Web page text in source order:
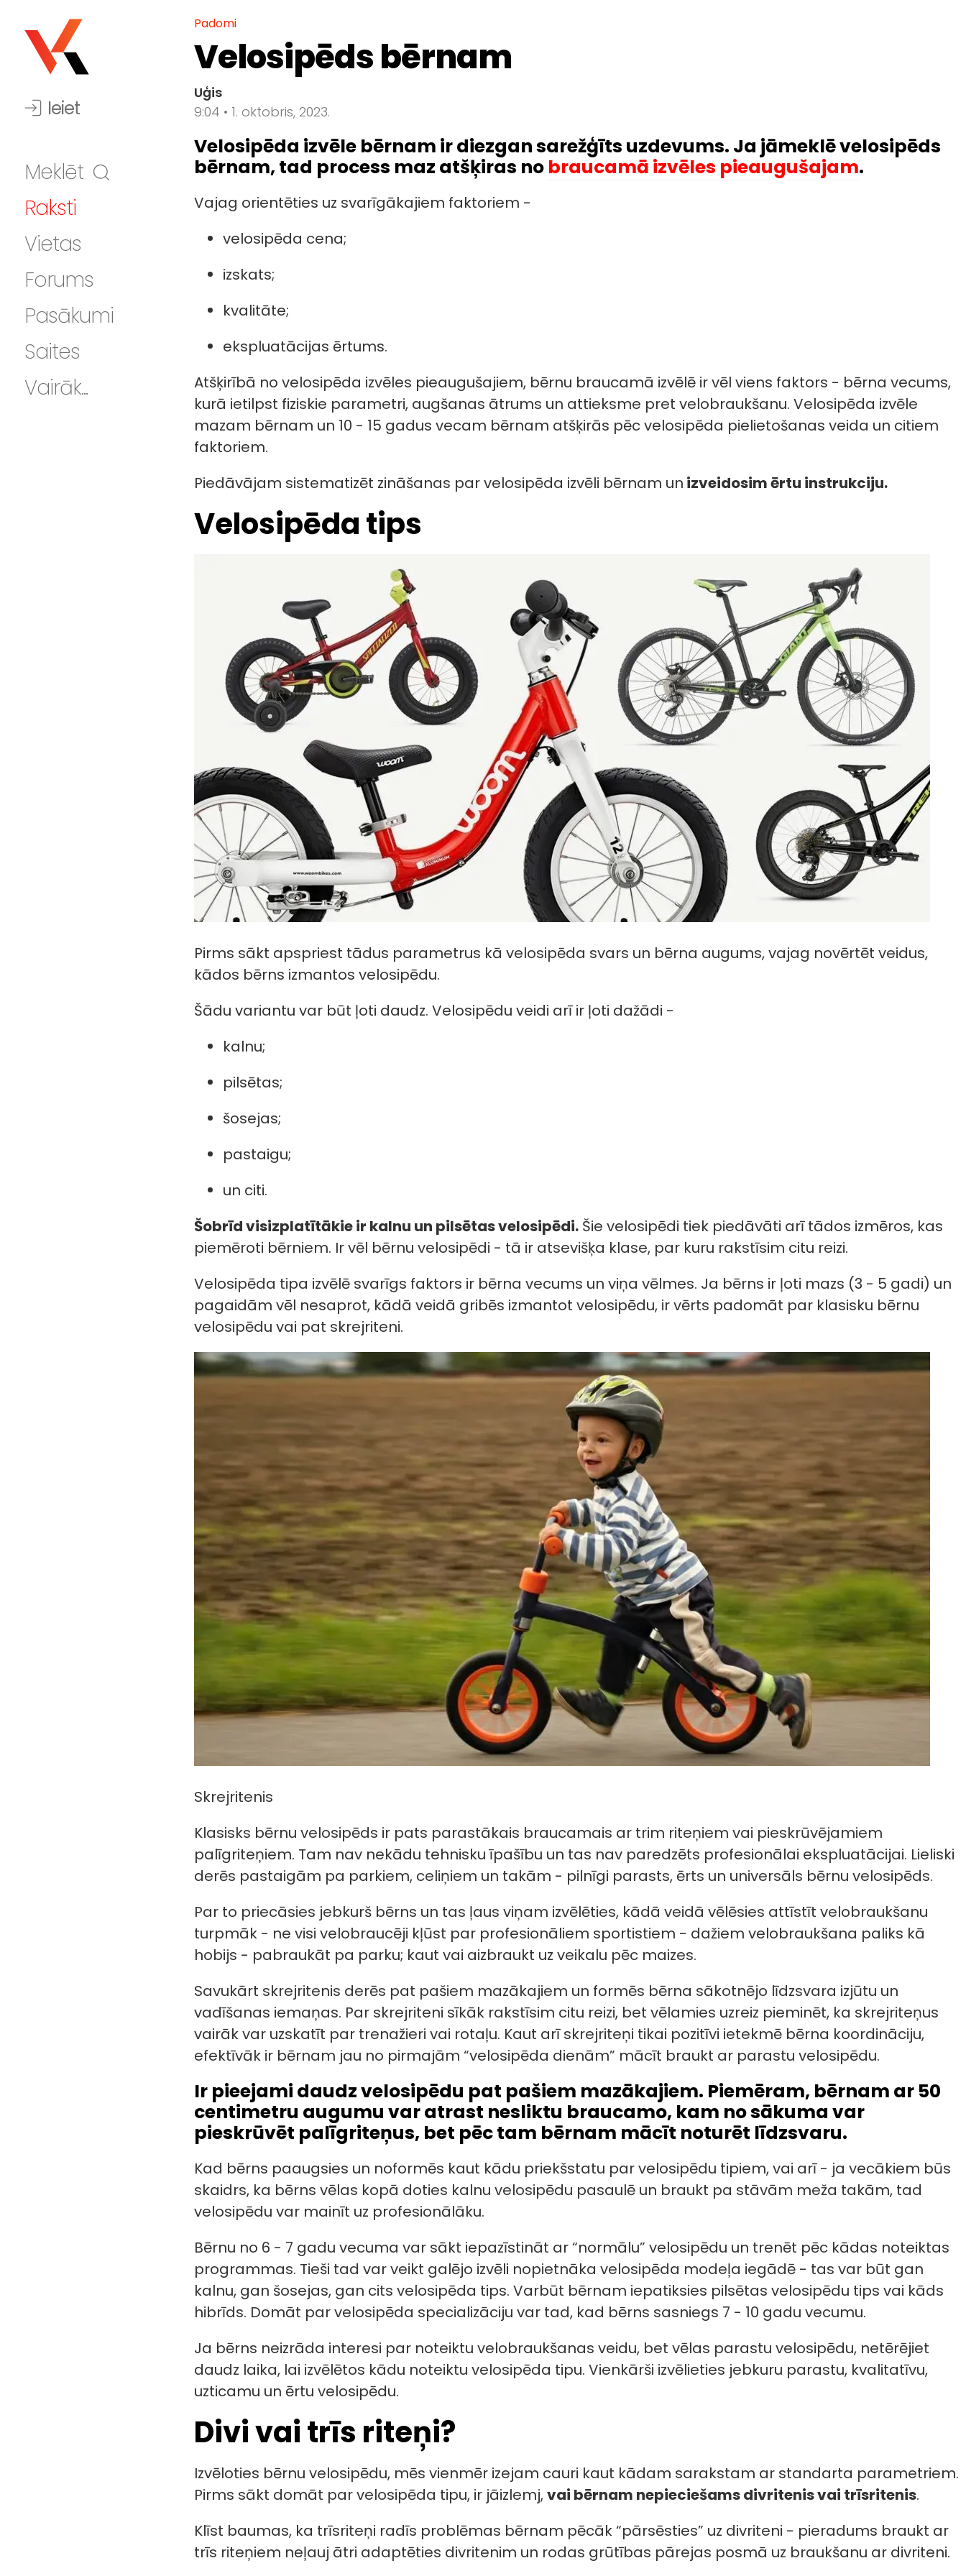
Ieiet
Meklēt
Raksti
Vietas
Forums
Pasākumi
Saites
Vairāk...
Padomi
Velosipēds bērnam
Uģis
9:04 • 1. oktobris, 2023.
Velosipēda izvēle bērnam ir diezgan sarežģīts uzdevums. Ja jāmeklē velosipēds
bērnam, tad process maz atšķiras no braucamā izvēles pieaugušajam.
Vajag orientēties uz svarīgākajiem faktoriem -
velosipēda cena;
izskats;
kvalitāte;
ekspluatācijas ērtums.
Atšķirībā no velosipēda izvēles pieaugušajiem, bērnu braucamā izvēlē ir vēl viens faktors - bērna vecums,
kurā ietilpst fiziskie parametri, augšanas ātrums un attieksme pret velobraukšanu. Velosipēda izvēle
mazam bērnam un 10 - 15 gadus vecam bērnam atšķirās pēc velosipēda pielietošanas veida un citiem
faktoriem.
Piedāvājam sistematizēt zināšanas par velosipēda izvēli bērnam un izveidosim ērtu instrukciju.
Velosipēda tips
Pirms sākt apspriest tādus parametrus kā velosipēda svars un bērna augums, vajag novērtēt veidus,
kādos bērns izmantos velosipēdu.
Šādu variantu var būt ļoti daudz. Velosipēdu veidi arī ir ļoti dažādi -
kalnu;
pilsētas;
šosejas;
pastaigu;
un citi.
Šobrīd visizplatītākie ir kalnu un pilsētas velosipēdi. Šie velosipēdi tiek piedāvāti arī tādos izmēros, kas
piemēroti bērniem. Ir vēl bērnu velosipēdi - tā ir atsevišķa klase, par kuru rakstīsim citu reizi.
Velosipēda tipa izvēlē svarīgs faktors ir bērna vecums un viņa vēlmes. Ja bērns ir ļoti mazs (3 - 5 gadi) un
pagaidām vēl nesaprot, kādā veidā gribēs izmantot velosipēdu, ir vērts padomāt par klasisku bērnu
velosipēdu vai pat skrejriteni.
Skrejritenis
Klasisks bērnu velosipēds ir pats parastākais braucamais ar trim riteņiem vai pieskrūvējamiem
palīgriteņiem. Tam nav nekādu tehnisku īpašību un tas nav paredzēts profesionālai ekspluatācijai. Lieliski
derēs pastaigām pa parkiem, celiņiem un takām - pilnīgi parasts, ērts un universāls bērnu velosipēds.
Par to priecāsies jebkurš bērns un tas ļaus viņam izvēlēties, kādā veidā vēlēsies attīstīt velobraukšanu
turpmāk - ne visi velobraucēji kļūst par profesionāliem sportistiem - dažiem velobraukšana paliks kā
hobijs - pabraukāt pa parku; kaut vai aizbraukt uz veikalu pēc maizes.
Savukārt skrejritenis derēs pat pašiem mazākajiem un formēs bērna sākotnējo līdzsvara izjūtu un
vadīšanas iemaņas. Par skrejriteni sīkāk rakstīsim citu reizi, bet vēlamies uzreiz pieminēt, ka skrejriteņus
vairāk var uzskatīt par trenažieri vai rotaļu. Kaut arī skrejriteņi tikai pozitīvi ietekmē bērna koordināciju,
efektīvāk ir bērnam jau no pirmajām “velosipēda dienām” mācīt braukt ar parastu velosipēdu.
Ir pieejami daudz velosipēdu pat pašiem mazākajiem. Piemēram, bērnam ar 50
centimetru augumu var atrast nesliktu braucamo, kam no sākuma var
pieskrūvēt palīgriteņus, bet pēc tam bērnam mācīt noturēt līdzsvaru.
Kad bērns paaugsies un noformēs kaut kādu priekšstatu par velosipēdu tipiem, vai arī - ja vecākiem būs
skaidrs, ka bērns vēlas kopā doties kalnu velosipēdu pasaulē un braukt pa stāvām meža takām, tad
velosipēdu var mainīt uz profesionālāku.
Bērnu no 6 - 7 gadu vecuma var sākt iepazīstināt ar “normālu” velosipēdu un trenēt pēc kādas noteiktas
programmas. Tieši tad var veikt galējo izvēli nopietnāka velosipēda modeļa iegādē - tas var būt gan
kalnu, gan šosejas, gan cits velosipēda tips. Varbūt bērnam iepatiksies pilsētas velosipēdu tips vai kāds
hibrīds. Domāt par velosipēda specializāciju var tad, kad bērns sasniegs 7 - 10 gadu vecumu.
Ja bērns neizrāda interesi par noteiktu velobraukšanas veidu, bet vēlas parastu velosipēdu, netērējiet
daudz laika, lai izvēlētos kādu noteiktu velosipēda tipu. Vienkārši izvēlieties jebkuru parastu, kvalitatīvu,
uzticamu un ērtu velosipēdu.
Divi vai trīs riteņi?
Izvēloties bērnu velosipēdu, mēs vienmēr izejam cauri kaut kādam sarakstam ar standarta parametriem.
Pirms sākt domāt par velosipēda tipu, ir jāizlemj,vai bērnam nepieciešams divritenis vai trīsritenis.
Klīst baumas, ka trīsriteņi radīs problēmas bērnam pēcāk “pārsēsties” uz divriteni - pieradums braukt ar
trīs riteņiem neļauj ātri adaptēties divritenim un rodas grūtības pārejas posmā uz braukšanu ar divriteni.